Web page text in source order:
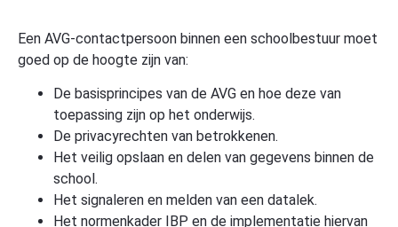
Een AVG-contactpersoon binnen een schoolbestuur moet
goed op de hoogte zijn van:
De basisprincipes van de AVG en hoe deze van
toepassing zijn op het onderwijs.
De privacyrechten van betrokkenen.
Het veilig opslaan en delen van gegevens binnen de
school.
Het signaleren en melden van een datalek.
Het normenkader IBP en de implementatie hiervan